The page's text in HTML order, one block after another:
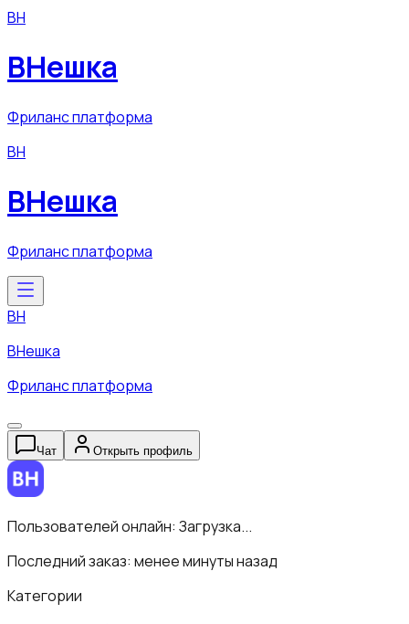
ВН
ВНешка
Фриланс платформа
ВН
ВНешка
Фриланс платформа
ВН
ВНешка
Фриланс платформа
Чат Открыть профиль
Пользователей онлайн: Загрузка...
Последний заказ: менее минуты назад
Категории